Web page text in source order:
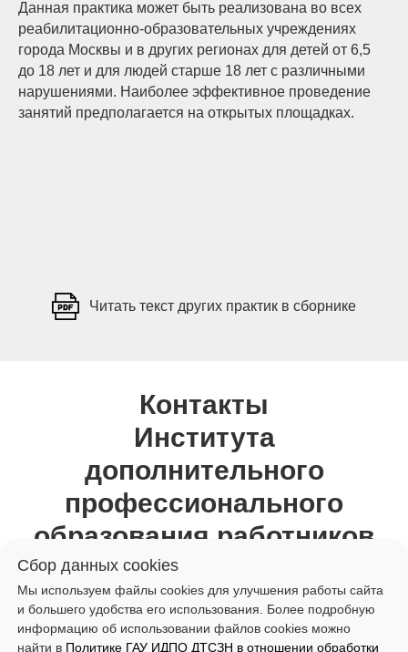
Сбор данных cookies
Мы используем файлы cookies для улучшения работы сайта
и большего удобства его использования. Более подробную
информацию об использовании файлов cookies можно
найти в Политике ГАУ ИДПО ДТСЗН в отношении обработки
Данная практика может быть реализована во всех
реабилитационно-образовательных учреждениях
города Москвы и в других регионах для детей от 6,5
до 18 лет и для людей старше 18 лет с различными
нарушениями. Наиболее эффективное проведение
занятий предполагается на открытых площадках.
Читать текст других практик в сборнике
Контакты
Института
дополнительного
профессионального
образования работников
социальной сферы
Телефон:8 (495) 607-50-65